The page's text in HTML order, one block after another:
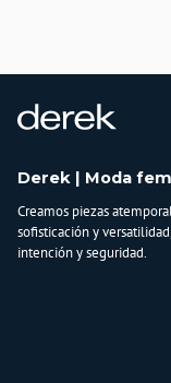
Derek | Moda
Creamos piezas
sofisticación y
intención y seguridad.